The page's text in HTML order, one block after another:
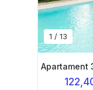
1 / 13
Apartament